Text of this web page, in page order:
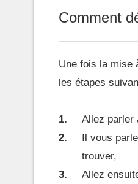
Comment
Une fois la mise
les étapes
Allez parler
Il vous
trouver,
Allez